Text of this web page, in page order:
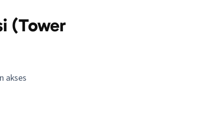
(Tower
akses